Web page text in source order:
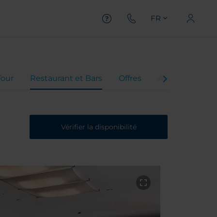
FR
Restaurant et Bars Offres Avis client
Vérifier la disponibilité